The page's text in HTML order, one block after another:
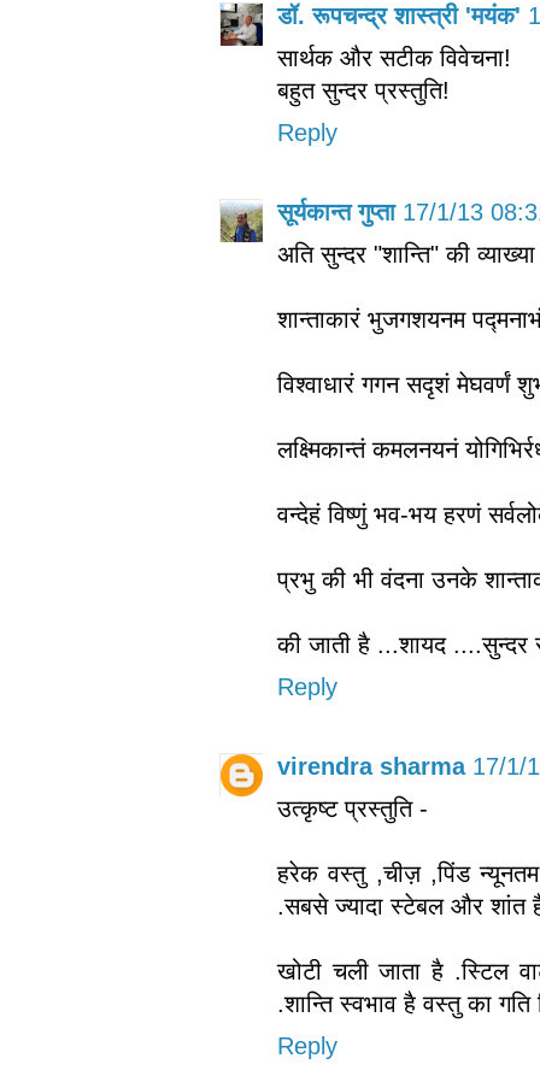
डॉ. रूपचन्द्र शास्त्री 'मयंक'
सार्थक और सटीक विवेचना!
बहुत सुन्दर प्रस्तुति!
Reply
सूर्यकान्त गुप्ता 17/1/13
अति सुन्दर "शान्ति" की व्याख्या
शान्ताकारं भुजगशयनम
विश्वाधारं गगन सदृशं मेघवर्णं
लक्ष्मिकान्तं कमलनयनं
वन्देहं विष्णुं भव-भय हरणं
प्रभु की भी वंदना उनके
की जाती है ...शायद ....सुन्दर
Reply
virendra sharma 17/1/
उत्कृष्ट प्रस्तुति -
हरेक वस्तु ,चीज़ ,पिंड न्यूनतम
.सबसे ज्यादा स्टेबल और शांत
खोटी चली जाता है .स्टिल
.शान्ति स्वभाव है वस्तु का गति
Reply